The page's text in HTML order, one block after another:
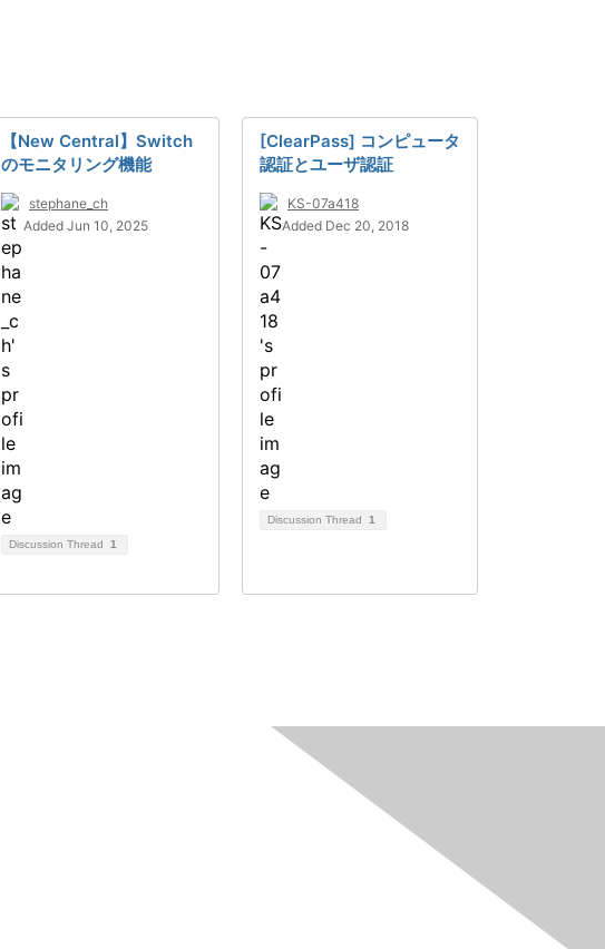
【New Central】Switch
のモニタリング機能
stephane_ch
Added Jun 10, 2025
Discussion Thread 1
[ClearPass] コンピュータ
認証とユーザ認証
KS-07a418
Added Dec 20, 2018
Discussion Thread 1